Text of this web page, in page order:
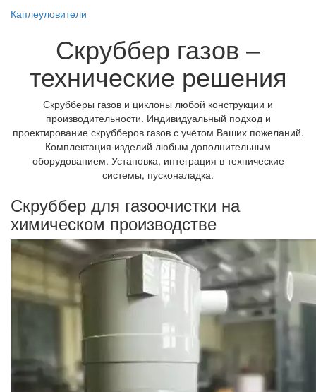
Каплеуловители
Скруббер газов –
технические решения
Скрубберы газов и циклоны любой конструкции и
производительности. Индивидуальный подход и
проектирование скрубберов газов с учётом Ваших пожеланий.
Комплектация изделий любым дополнительным
оборудованием. Установка, интеграция в технические
системы, пусконаладка.
Скруббер для газоочистки на
химическом производстве